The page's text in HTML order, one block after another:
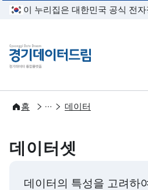
본
이 누리집은 대한민국 공식 전
경기데이터드림
홈
개방 데이터
데이터셋
데이터의 특성을 고려하